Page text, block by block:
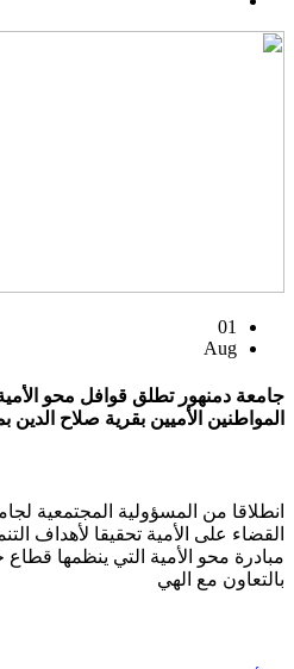
01
Aug
جامعة دمنهور تطلق قوافل محو
المواطنين الأميين بقرية صلاح الدين
انطلاقا من المسؤولية المجتمعية
القضاء على الأمية تحقيقا لأهداف
مبادرة محو الأمية التي ينظمها قطاع
بالتعاون مع الهي